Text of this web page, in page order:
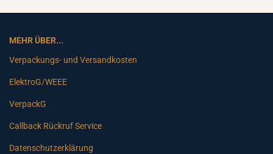
MEHR ÜBER...
Verpackungs- und Versandkosten
ElektroG/WEEE
VerpackG
Callback Rückruf Service
Datenschutzerklärung